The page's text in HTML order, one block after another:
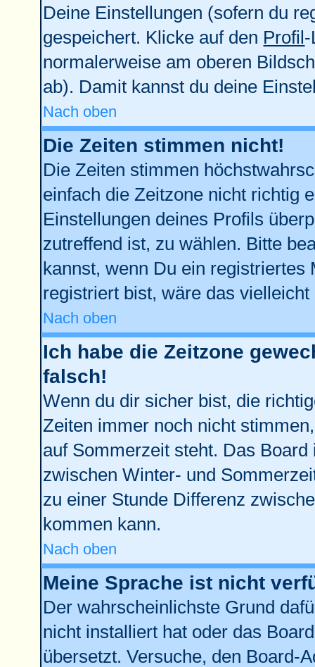
Deine Einstellungen (sofern du
gespeichert. Klicke auf den Profil -
normalerweise am oberen
ab). Damit kannst du deine
Nach oben
Die Zeiten stimmen nicht!
Die Zeiten stimmen
einfach die Zeitzone nicht richtig
Einstellungen deines Profils
zutreffend ist, zu wählen. Bitte
kannst, wenn Du ein
registriert bist, wäre das
Nach oben
Ich habe die Zeitzone
falsch!
Wenn du dir sicher bist, die
Zeiten immer noch nicht
auf Sommerzeit steht. Das
zwischen Winter- und
zu einer Stunde Differenz
kommen kann.
Nach oben
Meine Sprache ist nicht
Der wahrscheinlichste Grund
nicht installiert hat oder das
übersetzt. Versuche, den Board-